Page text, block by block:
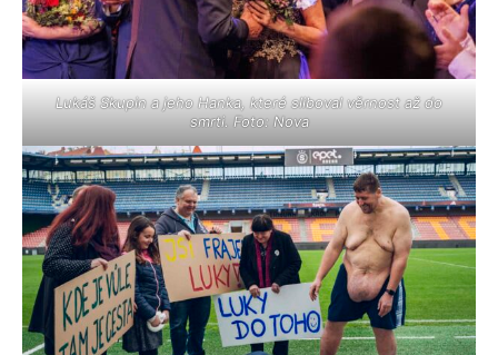
Lukáš Skupin a jeho Hanka, které sliboval věrnost až do
smrti. Foto: Nova